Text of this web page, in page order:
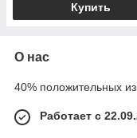
Купить
О нас
40% положительных
Работает с